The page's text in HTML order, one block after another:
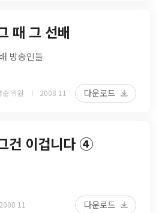
때 그 선배
방송인들
위원 2008 11 다운로드
건 이겁니다 ④
2008 11 다운로드